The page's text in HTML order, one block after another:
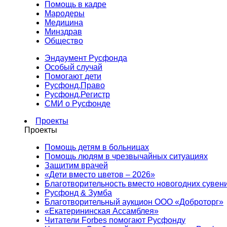
Помощь в кадре
Мародеры
Медицина
Минздрав
Общество
Эндаумент Русфонда
Особый случай
Помогают дети
Русфонд.Право
Русфонд.Регистр
СМИ о Русфонде
Проекты
Проекты
Помощь детям в больницах
Помощь людям в чрезвычайных ситуациях
Защитим врачей
«Дети вместо цветов – 2026»
Благотворительность вместо новогодних
Русфонд & Зумба
Благотворительный аукцион ООО «Доброторг»
«Екатерининская Ассамблея»
Читатели Forbes помогают Русфонду